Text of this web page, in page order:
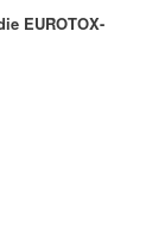
EUROTOX-